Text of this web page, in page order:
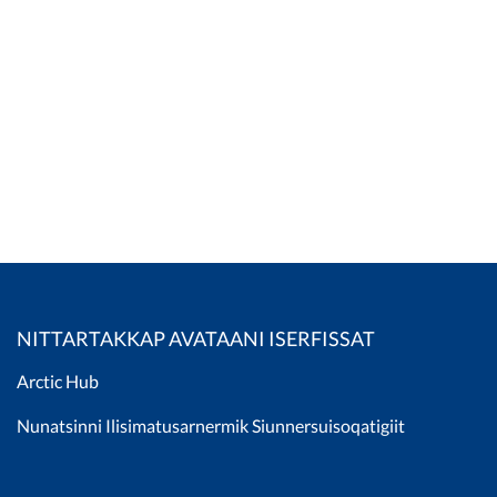
NITTARTAKKAP AVATAANI ISERFISSAT
Arctic Hub
Nunatsinni Ilisimatusarnermik Siunnersuisoqatigiit